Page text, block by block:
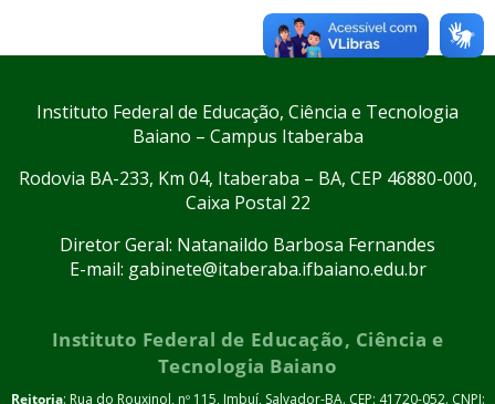
Instituto Federal de Educação, Ciência e Tecnologia
Baiano – Campus Itaberaba
Rodovia BA-233, Km 04, Itaberaba – BA, CEP 46880-000,
Caixa Postal 22
Diretor Geral: Natanaildo Barbosa Fernandes
E-mail: gabinete@itaberaba.ifbaiano.edu.br
Instituto Federal de Educação, Ciência e
Tecnologia Baiano
Reitoria: Rua do Rouxinol, nº 115, Imbuí, Salvador-BA. CEP: 41720-052. CNPJ: